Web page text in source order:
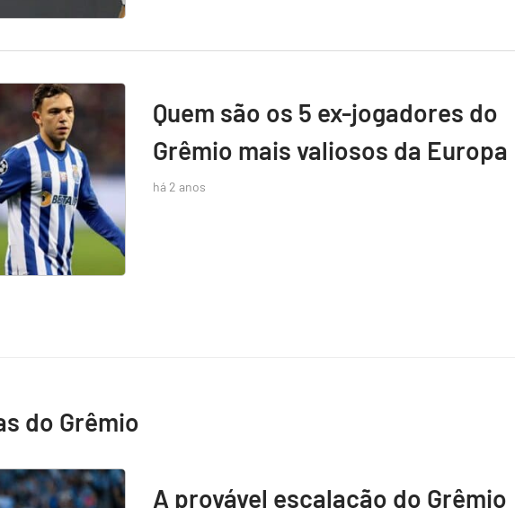
Quem são os 5 ex-jogadores do
Grêmio mais valiosos da Europa
há 2 anos
do Grêmio
A provável escalação do Grêmio